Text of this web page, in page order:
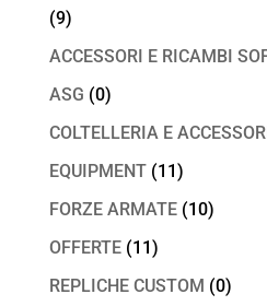
(9)
ACCESSORI E RICAMBI
ASG (0)
COLTELLERIA E
EQUIPMENT (11)
FORZE ARMATE (10)
OFFERTE (11)
REPLICHE CUSTOM (0)